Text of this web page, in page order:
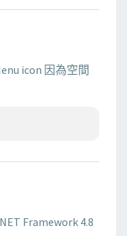
icon 因為空間
Framework 4.8